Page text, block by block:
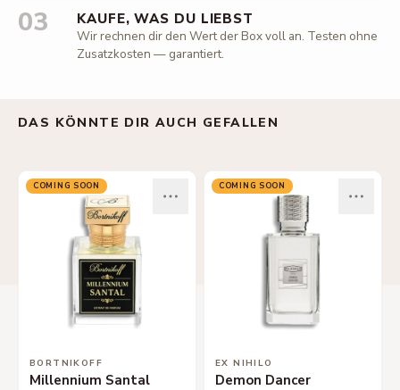
03 KAUFE, WAS DU LIEBST
Wir rechnen dir den Wert der Box voll an. Testen ohne
Zusatzkosten — garantiert.
DAS KÖNNTE DIR AUCH GEFALLEN
COMING SOON
BORTNIKOFF
Millennium Santal
COMING SOON
EX NIHILO
Demon Dancer